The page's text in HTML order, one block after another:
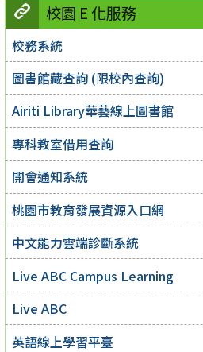
校園 E 化服務
校務系統
圖書館藏查詢 (限校內查詢)
Airiti Library華藝線上圖書館
專科教室借用查詢
開會通知系統
桃園市教育發展資源入口網
中文能力雲端診斷系統
Live ABC Campus Learning
Live ABC
英語線上學習平臺